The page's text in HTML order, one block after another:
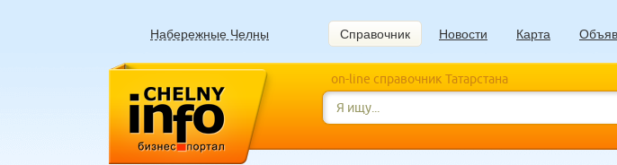
Набережные Челны Справочник Новости Карта
on-line справочник Татарстана